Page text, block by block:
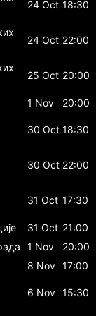
24 Oct 18:30
24 Oct 22:00
25 Oct 20:00
1 Nov
20:00
30 Oct 18:30
30 Oct 22:00
31 Oct 17:30
31 Oct 21:00
1 Nov
20:00
8 Nov 17:00
6 Nov 15:30